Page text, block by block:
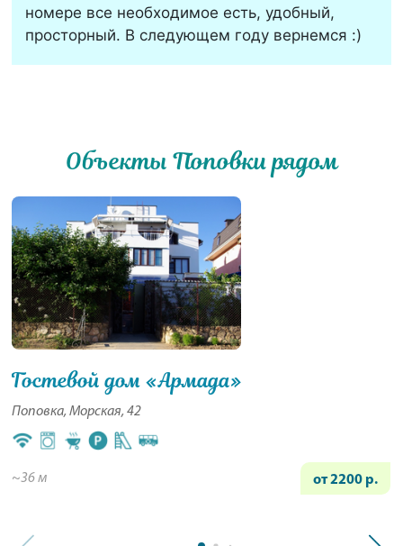
номере все необходимое есть, удобный,
просторный. В следующем году вернемся :)
Объекты Поповки рядом
Гостевой дом «Армада»
Поповка, Морская, 42
~36 м от 2200 р.